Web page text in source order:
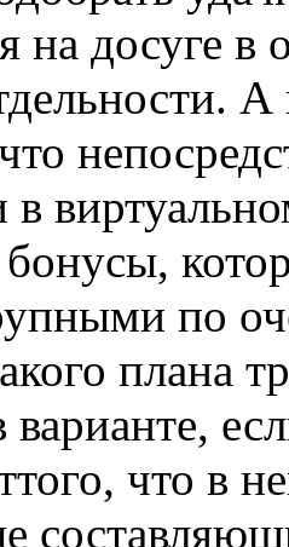
на досуге
А
в
бонусы,
по
плана
варианте,
что в